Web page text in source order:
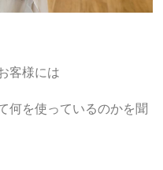
客様には
何を使っているのかを聞